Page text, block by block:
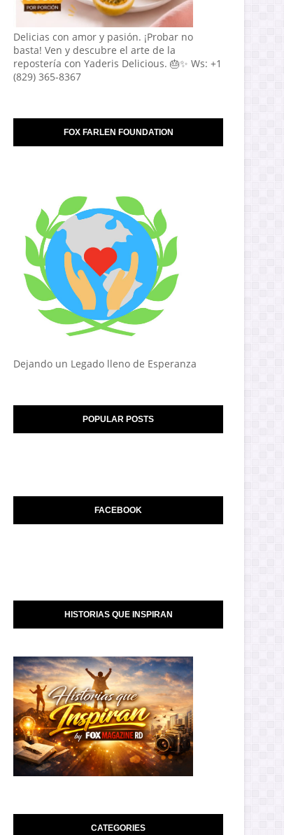
Delicias con amor y pasión. ¡Probar no
basta! Ven y descubre el arte de la
repostería con Yaderis Delicious. 🎂✨ Ws: +1
(829) 365-8367
FOX FARLEN FOUNDATION
Dejando un Legado lleno de Esperanza
POPULAR POSTS
FACEBOOK
HISTORIAS QUE INSPIRAN
CATEGORIES